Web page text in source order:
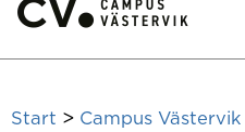
Start > Campus Västervik